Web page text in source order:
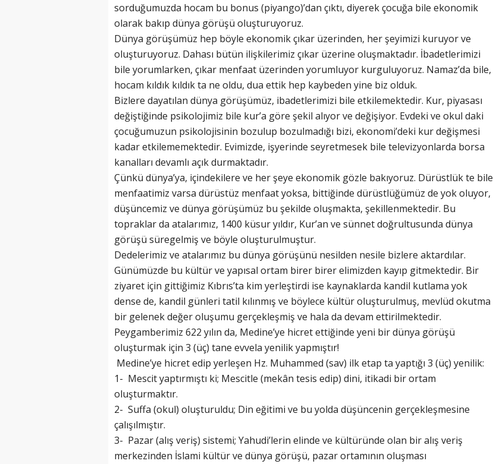
sorduğumuzda hocam bu bonus (piyango)’dan çıktı, diyerek çocuğa bile ekonomik
olarak bakıp dünya görüşü oluşturuyoruz.
Dünya görüşümüz hep böyle ekonomik çıkar üzerinden, her şeyimizi kuruyor ve
oluşturuyoruz. Dahası bütün ilişkilerimiz çıkar üzerine oluşmaktadır. İbadetlerimizi
bile yorumlarken, çıkar menfaat üzerinden yorumluyor kurguluyoruz. Namaz’da bile,
hocam kıldık kıldık ta ne oldu, dua ettik hep kaybeden yine biz olduk.
Bizlere dayatılan dünya görüşümüz, ibadetlerimizi bile etkilemektedir. Kur, piyasası
değiştiğinde psikolojimiz bile kur’a göre şekil alıyor ve değişiyor. Evdeki ve okul daki
çocuğumuzun psikolojisinin bozulup bozulmadığı bizi, ekonomi’deki kur değişmesi
kadar etkilememektedir. Evimizde, işyerinde seyretmesek bile televizyonlarda borsa
kanalları devamlı açık durmaktadır.
Çünkü dünya’ya, içindekilere ve her şeye ekonomik gözle bakıyoruz. Dürüstlük te bile
menfaatimiz varsa dürüstüz menfaat yoksa, bittiğinde dürüstlüğümüz de yok oluyor,
düşüncemiz ve dünya görüşümüz bu şekilde oluşmakta, şekillenmektedir. Bu
topraklar da atalarımız, 1400 küsur yıldır, Kur’an ve sünnet doğrultusunda dünya
görüşü süregelmiş ve böyle oluşturulmuştur.
Dedelerimiz ve atalarımız bu dünya görüşünü nesilden nesile bizlere aktardılar.
Günümüzde bu kültür ve yapısal ortam birer birer elimizden kayıp gitmektedir. Bir
ziyaret için gittiğimiz Kıbrıs’ta kim yerleştirdi ise kaynaklarda kandil kutlama yok
dense de, kandil günleri tatil kılınmış ve böylece kültür oluşturulmuş, mevlüd okutma
bir gelenek değer oluşumu gerçekleşmiş ve hala da devam ettirilmektedir.
Peygamberimiz 622 yılın da, Medine’ye hicret ettiğinde yeni bir dünya görüşü
oluşturmak için 3 (üç) tane evvela yenilik yapmıştır!
Medine’ye hicret edip yerleşen Hz. Muhammed (sav) ilk etap ta yaptığı 3 (üç) yenilik:
1- Mescit yaptırmıştı ki; Mescitle (mekân tesis edip) dini, itikadi bir ortam
oluşturmaktır.
2- Suffa (okul) oluşturuldu; Din eğitimi ve bu yolda düşüncenin gerçekleşmesine
çalışılmıştır.
3- Pazar (alış veriş) sistemi; Yahudi’lerin elinde ve kültüründe olan bir alış veriş
merkezinden İslami kültür ve dünya görüşü, pazar ortamının oluşması